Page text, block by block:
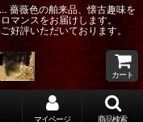
薔薇色の舶来品、懐古趣味を
マンスをお届けします。
好評いただいております。
カート
マイページ 商品検索